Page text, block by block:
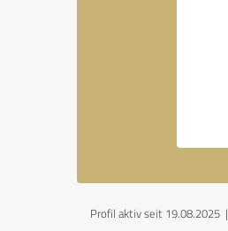
Profil aktiv seit 19.08.2025 |